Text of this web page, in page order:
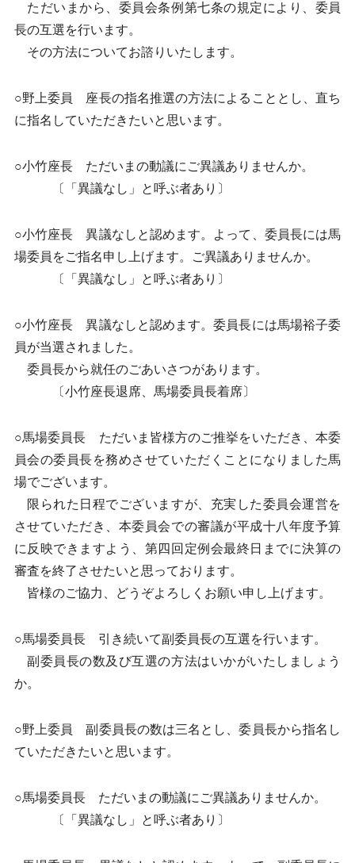
ただいまから、委員会条例第七条の規定により、委員
長の互選を行います。
その方法についてお諮りいたします。
○野上委員 座長の指名推選の方法によることとし、直ち
に指名していただきたいと思います。
○小竹座長 ただいまの動議にご異議ありませんか。
〔「異議なし」と呼ぶ者あり〕
○小竹座長 異議なしと認めます。よって、委員長には馬
場委員をご指名申し上げます。ご異議ありませんか。
〔「異議なし」と呼ぶ者あり〕
○小竹座長 異議なしと認めます。委員長には馬場裕子委
員が当選されました。
委員長から就任のごあいさつがあります。
〔小竹座長退席、馬場委員長着席〕
○馬場委員長 ただいま皆様方のご推挙をいただき、本委
員会の委員長を務めさせていただくことになりました馬
場でございます。
限られた日程でございますが、充実した委員会運営を
させていただき、本委員会での審議が平成十八年度予算
に反映できますよう、第四回定例会最終日までに決算の
審査を終了させたいと思っております。
皆様のご協力、どうぞよろしくお願い申し上げます。
○馬場委員長 引き続いて副委員長の互選を行います。
副委員長の数及び互選の方法はいかがいたしましょう
か。
○野上委員 副委員長の数は三名とし、委員長から指名し
ていただきたいと思います。
○馬場委員長 ただいまの動議にご異議ありませんか。
〔「異議なし」と呼ぶ者あり〕